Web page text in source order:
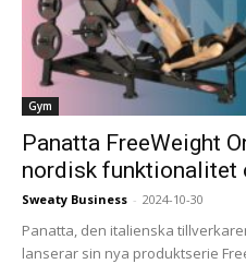
Gym
Panatta FreeWeight
nordisk funktionalitet
Sweaty Business - 2024-10-30
Panatta, den italienska
lanserar sin nya produktserie